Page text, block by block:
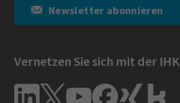
Newsletter abonnieren
Vernetzen Sie sich mit der IHK